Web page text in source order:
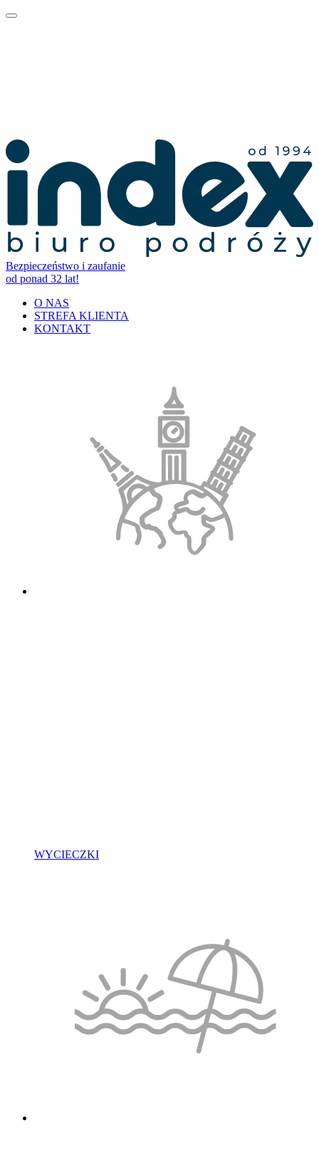
Bezpieczeństwo i zaufanie
od ponad 32 lat!
O NAS
STREFA KLIENTA
KONTAKT
WYCIECZKI